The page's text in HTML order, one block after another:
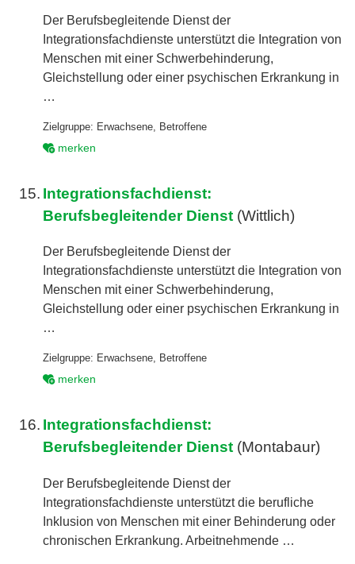
Der Berufsbegleitende Dienst der
Integrationsfachdienste unterstützt die Integration von
Menschen mit einer Schwerbehinderung,
Gleichstellung oder einer psychischen Erkrankung in
…
Zielgruppe: Erwachsene
Betroffene
merken
15. Integrationsfachdienst:
Berufsbegleitender Dienst (Wittlich)
Der Berufsbegleitende Dienst der
Integrationsfachdienste unterstützt die Integration von
Menschen mit einer Schwerbehinderung,
Gleichstellung oder einer psychischen Erkrankung in
…
Zielgruppe: Erwachsene, Betroffene
merken
16. Integrationsfachdienst:
Berufsbegleitender Dienst (Montabaur)
Der Berufsbegleitende Dienst der
Integrationsfachdienste unterstützt die berufliche
Inklusion von Menschen mit einer Behinderung oder
chronischen Erkrankung. Arbeitnehmende …